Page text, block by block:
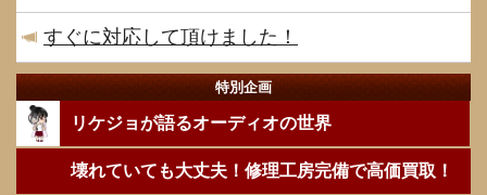
すぐに対応して頂けました！
特別企画
リケジョが語るオーディオの世界
壊れていても大丈夫！修理工房完備で高価買取！